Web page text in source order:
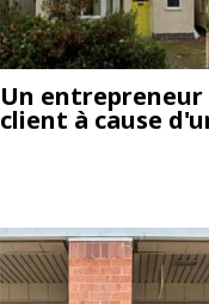
Un
client à cause